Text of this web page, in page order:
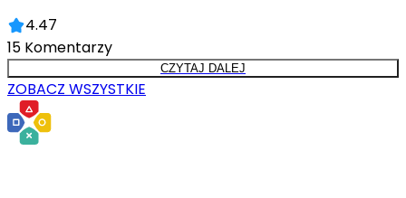
4.47
15 Komentarzy
CZYTAJ DALEJ
ZOBACZ WSZYSTKIE